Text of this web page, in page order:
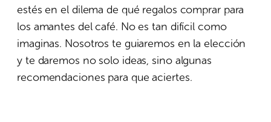
estés en el dilema de qué regalos comprar para
los amantes del café. No es tan difícil como
imaginas. Nosotros te guiaremos en la elección
y te daremos no solo ideas, sino algunas
recomendaciones para que aciertes.